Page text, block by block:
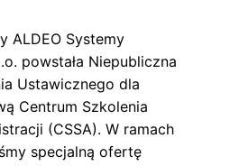
ALDEO Systemy
powstała Niepubliczna
Ustawicznego dla
Centrum Szkolenia
(CSSA). W ramach
specjalną ofertę